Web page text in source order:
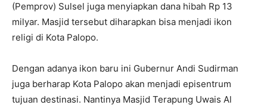
(Pemprov) Sulsel juga menyiapkan dana hibah Rp 13
milyar. Masjid tersebut diharapkan bisa menjadi ikon
religi di Kota Palopo.
Dengan adanya ikon baru ini Gubernur Andi Sudirman
juga berharap Kota Palopo akan menjadi episentrum
tujuan destinasi. Nantinya Masjid Terapung Uwais Al